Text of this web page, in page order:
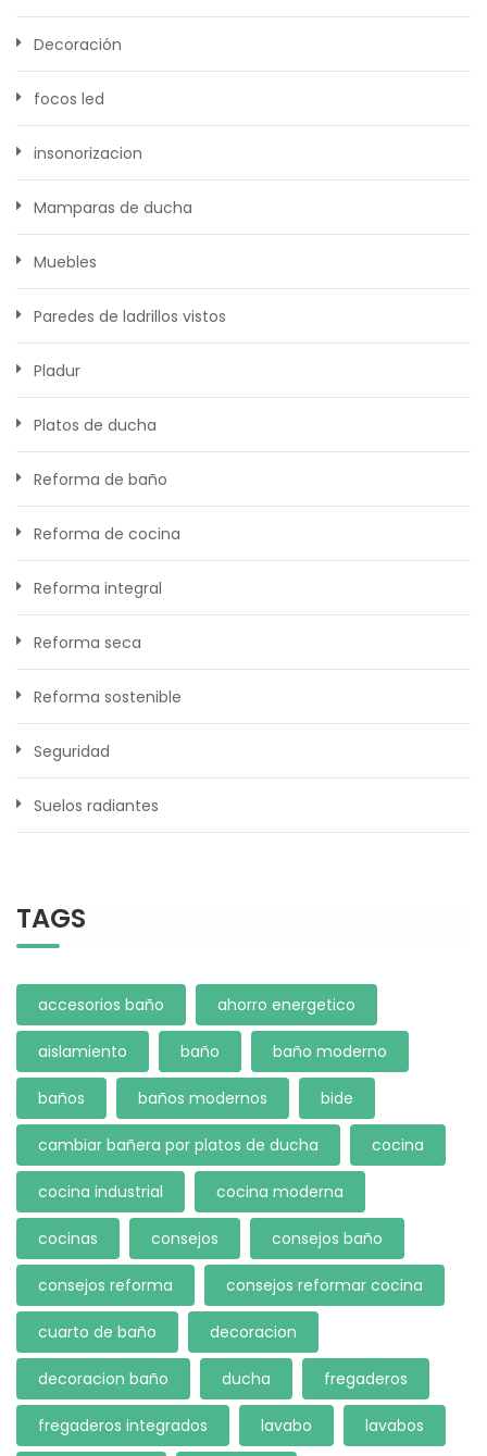
Decoración
focos led
insonorizacion
Mamparas de ducha
Muebles
Paredes de ladrillos vistos
Pladur
Platos de ducha
Reforma de baño
Reforma de cocina
Reforma integral
Reforma seca
Reforma sostenible
Seguridad
Suelos radiantes
TAGS
accesorios baño ahorro energetico
aislamiento baño baño moderno
baños baños modernos bide
cambiar bañera por platos de ducha cocina
cocina industrial cocina moderna
cocinas consejos consejos baño
consejos reforma consejos reformar cocina
cuarto de baño decoracion
decoracion baño ducha fregaderos
fregaderos integrados lavabo lavabos